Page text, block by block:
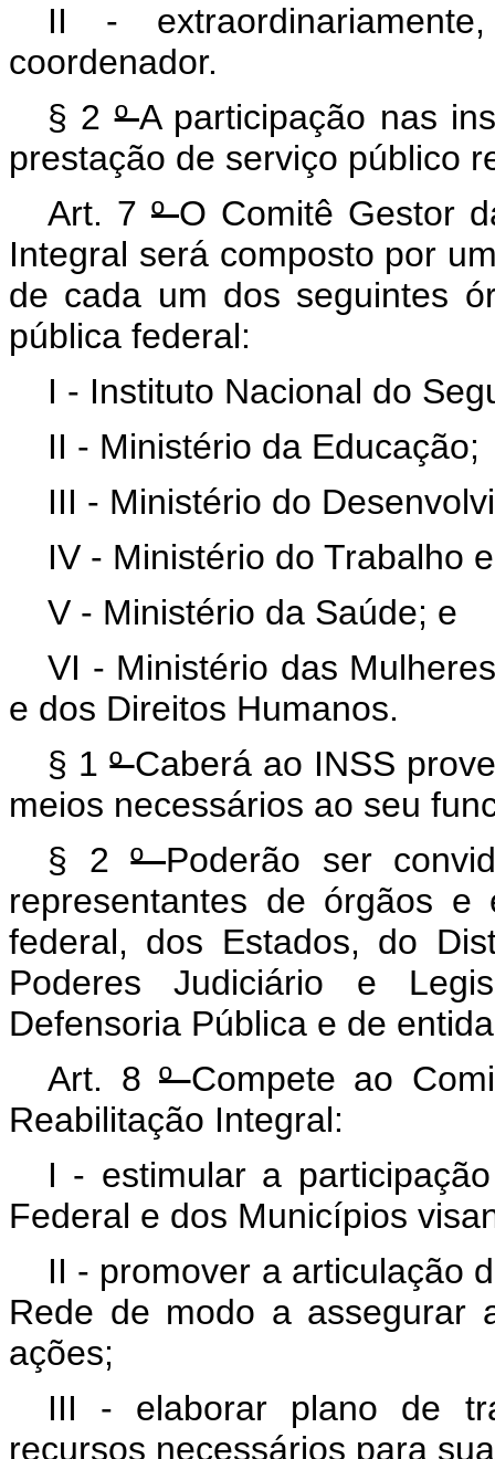
II -
coordenador.
§ 2ºA participação nas
prestação de serviço público
Art. 7 ºO Comitê Gestor
Integral será composto por
de cada um dos seguintes
pública federal:
I - Instituto Nacional do
II - Ministério da Educação;
III - Ministério do
IV - Ministério do Trabalho
V - Ministério da Saúde; e
VI - Ministério das
e dos Direitos Humanos.
§ 1ºCaberá ao INSS
meios necessários ao seu
§ 2ºPoderão ser
representantes de órgãos e
federal, dos Estados, do
Poderes Judiciário e
Defensoria Pública e de
Art. 8 ºCompete ao
Reabilitação Integral:
I - estimular a
Federal e dos Municípios
II - promover a articulação
Rede de modo a assegurar
ações;
III - elaborar plano de
recursos necessários para